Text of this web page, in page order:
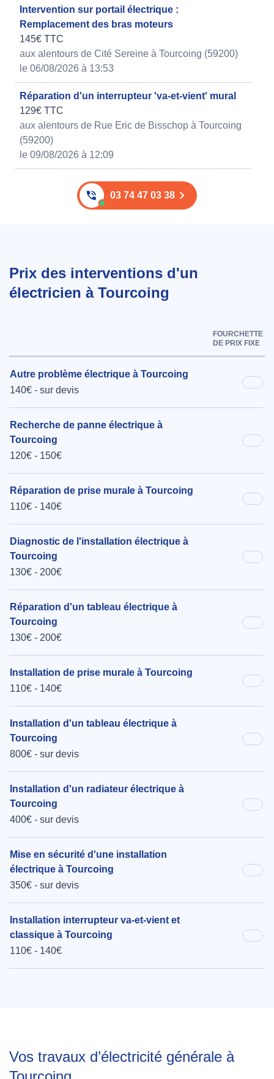
Intervention sur portail électrique :
Remplacement des bras moteurs
145€ TTC
aux alentours de Cité Sereine à Tourcoing (59200)
le 06/08/2026 à 13:53
Réparation d'un interrupteur 'va-et-vient' mural
129€ TTC
aux alentours de Rue Eric de Bisschop à Tourcoing
(59200)
le 09/08/2026 à 12:09
03 74 47 03 38
Prix des interventions d'un
électricien à Tourcoing
FOURCHETTE
DE PRIX FIXE
Autre problème électrique à Tourcoing
140€ - sur devis
Recherche de panne électrique à
Tourcoing
120€ - 150€
Réparation de prise murale à Tourcoing
110€ - 140€
Diagnostic de l'installation électrique à
Tourcoing
130€ - 200€
Réparation d'un tableau électrique à
Tourcoing
130€ - 200€
Installation de prise murale à Tourcoing
110€ - 140€
Installation d'un tableau électrique à
Tourcoing
800€ - sur devis
Installation d'un radiateur électrique à
Tourcoing
400€ - sur devis
Mise en sécurité d'une installation
électrique à Tourcoing
350€ - sur devis
Installation interrupteur va-et-vient et
classique à Tourcoing
110€ - 140€
Vos travaux d’électricité générale à